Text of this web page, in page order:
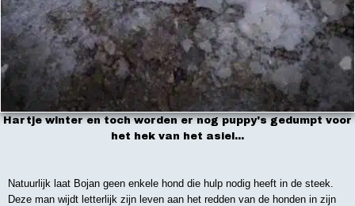
Hartje winter en toch worden er nog puppy's gedumpt voor
het hek van het asiel...
Natuurlijk laat Bojan geen enkele hond die hulp nodig heeft in de steek.
Deze man wijdt letterlijk zijn leven aan het redden van de honden in zijn